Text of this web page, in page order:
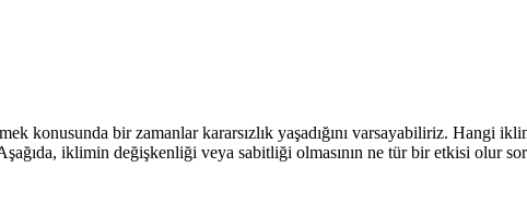
konusunda bir zamanlar kararsızlık yaşadığını varsayabiliriz. Hangi
iklimin değişkenliği veya sabitliği olmasının ne tür bir etkisi olur